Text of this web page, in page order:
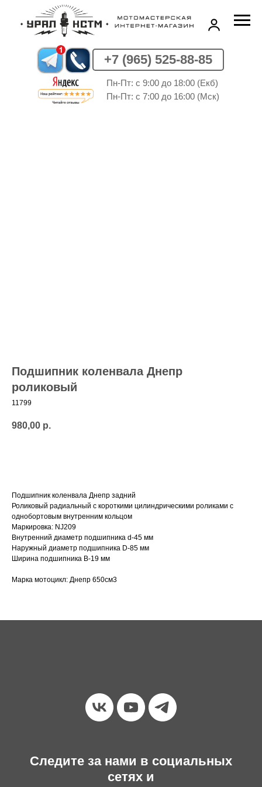
+7 (965) 525-88-85
Пн-Пт: c 9:00 до 18:00 (Екб)
Пн-Пт: c 7:00 до 16:00 (Мск)
Подшипник коленвала Днепр
роликовый
11799
980,00 р.
Подшипник коленвала Днепр задний
Роликовый радиальный с короткими цилиндрическими роликами с
однобортовым внутренним кольцом
Маркировка: NJ209
Внутренний диаметр подшипника d-45 мм
Наружный диаметр подшипника D-85 мм
Ширина подшипника В-19 мм
Марка мотоцикл: Днепр 650см3
Следите за нами в социальных
сетях и